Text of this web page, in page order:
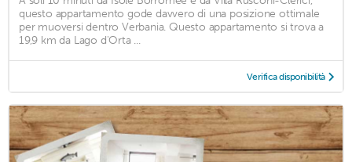
questo appartamento gode davvero di una posizione ottimale
per muoversi dentro Verbania. Questo appartamento si trova a
19,9 km da Lago d'Orta ...
Verifica disponibilità